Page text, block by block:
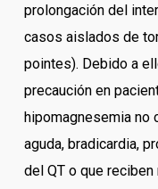
prolongación del
casos aislados de
pointes). Debido a
precaución en
hipomagnesemia no
aguda, bradicardia,
del QT o que